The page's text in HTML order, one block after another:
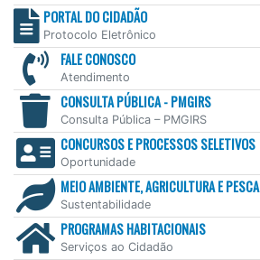
PORTAL DO CIDADÃO
Protocolo Eletrônico
FALE CONOSCO
Atendimento
CONSULTA PÚBLICA - PMGIRS
Consulta Pública – PMGIRS
CONCURSOS E PROCESSOS SELETIVOS
Oportunidade
MEIO AMBIENTE, AGRICULTURA E PESCA
Sustentabilidade
PROGRAMAS HABITACIONAIS
Serviços ao Cidadão